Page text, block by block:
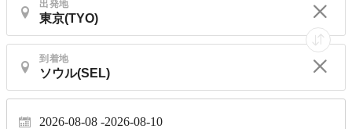
出発地
到着地
2026-08-08 2026-08-10